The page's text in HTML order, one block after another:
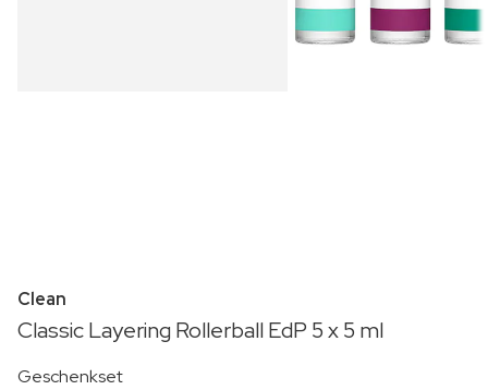
Clean
Classic Layering Rollerball EdP 5 x 5 ml
Geschenkset